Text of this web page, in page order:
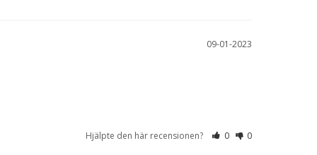
09-01-2023
Hjälpte den här recensionen? 0 0